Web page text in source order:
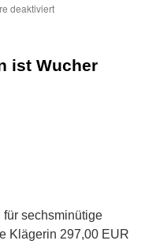
deaktiviertfür
gut
ist Wucher
sechsminütige
Klägerin 297,00 EUR